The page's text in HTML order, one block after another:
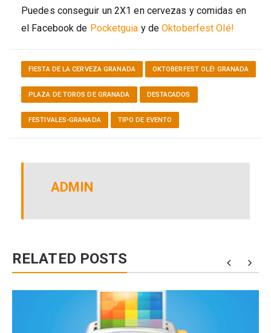
Puedes conseguir un 2X1 en cervezas y comidas en
el Facebook de Pocketguia y deOktoberfest Olé!
FIESTA DE LA CERVEZA GRANADA OKTOBERFEST OLÉ! GRANADA
PLAZA DE TOROS DE GRANADA DESTACADOS
FESTIVALES-GRANADA TIPO DE EVENTO
ADMIN
RELATED POSTS